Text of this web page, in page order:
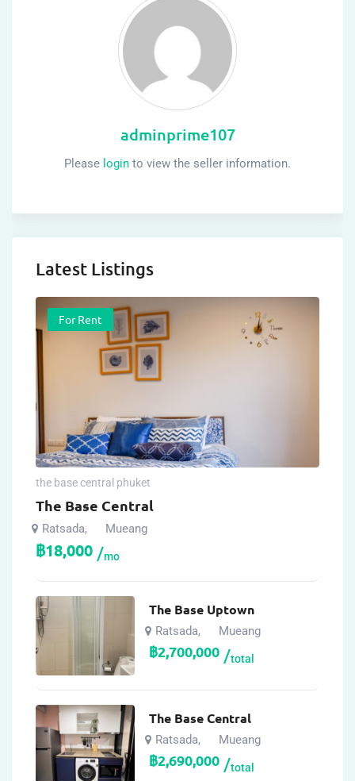
adminprime107
Please login to view the seller information.
Latest Listings
For Rent
the base central phuket
The Base Central
Ratsada, Mueang
฿18,000 mo
The Base Uptown
Ratsada, Mueang
฿2,700,000 total
The Base Central
Ratsada, Mueang
฿2,690,000 total